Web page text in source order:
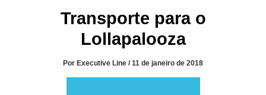
Transporte para o
Lollapalooza
Por Executive Line /11 de janeiro de 2018